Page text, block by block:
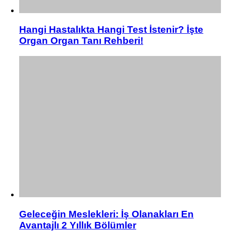
Hangi Hastalıkta Hangi Test İstenir? İşte
Organ Organ Tanı Rehberi!
Geleceğin Meslekleri: İş Olanakları En
Avantajlı 2 Yıllık Bölümler